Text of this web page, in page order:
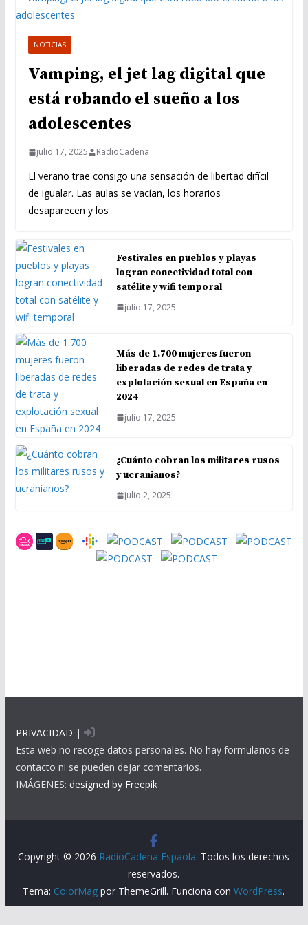
NOTICIAS
Vamping, el jet lag digital que
está robando el sueño a los
adolescentes
julio 17, 2025 RadioCadena
El verano trae consigo una sensación de libertad difícil
de igualar. Las aulas se vacían, los horarios
desaparecen y los
Festivales en pueblos y playas
logran conectividad total con
satélite y wifi temporal
julio 17, 2025
Más de 1.700 mujeres fueron
liberadas de redes de trata y
explotación sexual en España en
2024
julio 17, 2025
¿Cuánto cobran los militares rusos
y ucranianos?
julio 2, 2025
PRIVACIDAD |
Esta web no recoge datos personales. No hay formularios de
contacto ni se pueden dejar comentarios.
IMÁGENES: designed by Freepik
Copyright © 2026 RadioCadena Espaola. Todos los derechos
reservados.
Tema: ColorMag por ThemeGrill. Funciona conWordPress.